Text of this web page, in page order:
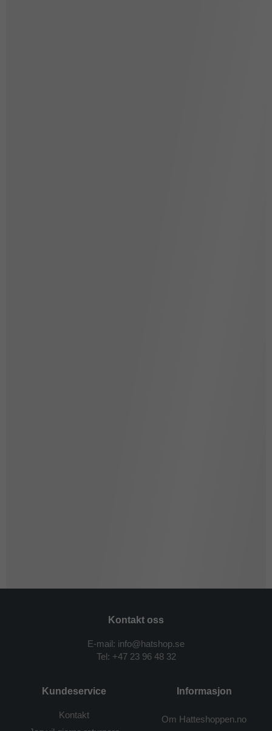
Kontakt oss
E-mail: info@hatshop.se
Tel: +47 23 96 48 32
Kundeservice
Kontakt
Informasjon
Om Hatteshoppen.no